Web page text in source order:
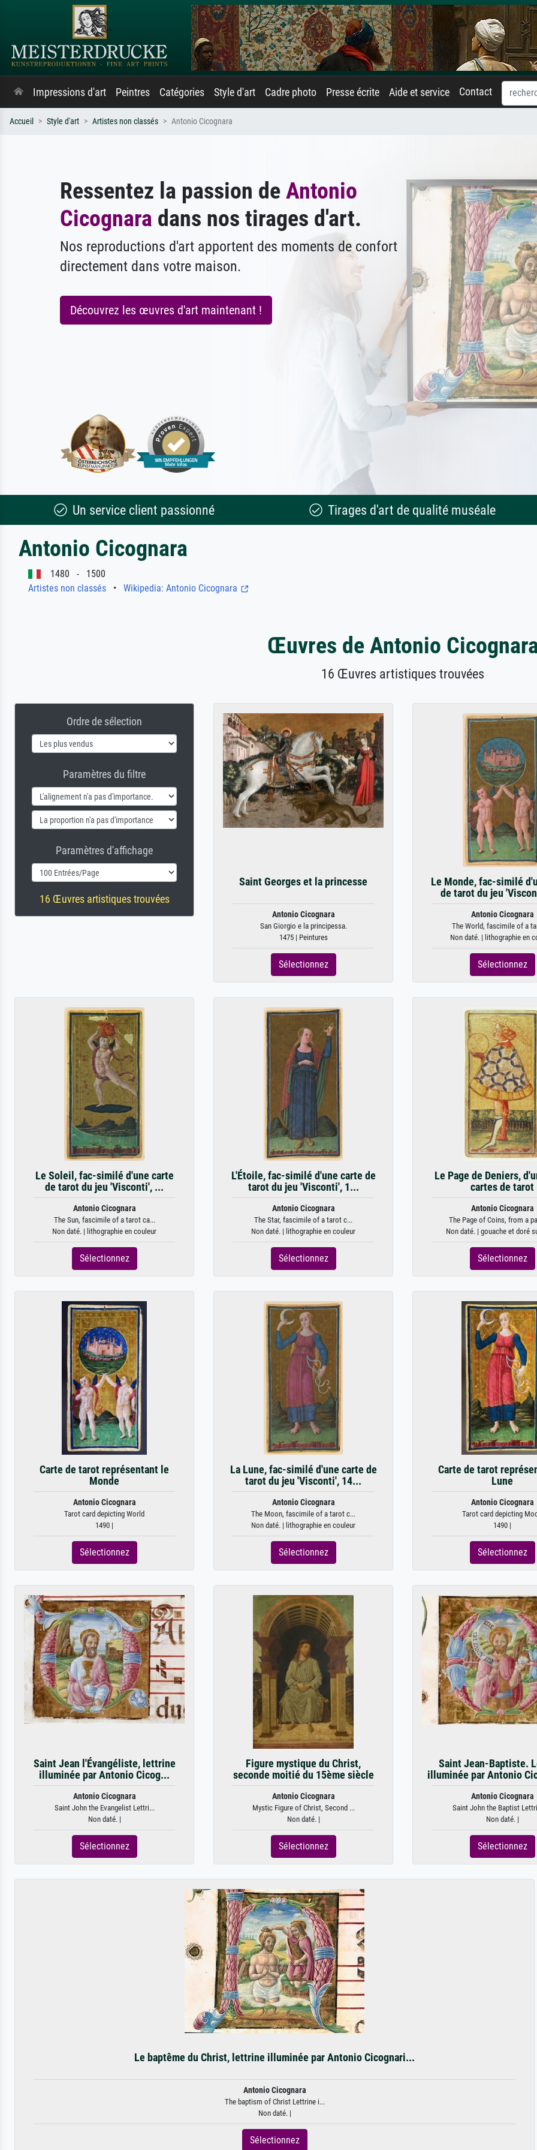
Impressions d'art Peintres Catégories Style d'art Cadre photo Presse écrite Aide et service Contact
Accueil Style d'art Artistes non classés Antonio Cicognara
Ressentez la passion de Antonio
Cicognara dans nos tirages d'art.
Nos reproductions d'art apportent des moments de confort
directement dans votre maison.
Découvrez les œuvres d'art maintenant !
Un service client passionné Tirages d'art de qualité muséale
Antonio Cicognara
1480 - 1500
Artistes non classés • Wikipedia: Antonio Cicognara
Œuvres de Antonio
16 Œuvres artistiques trouvées
Ordre de sélection
Paramètres du filtre
Paramètres d'affichage
16 Œuvres artistiques trouvées
Saint Georges et la princesse
Antonio Cicognara
San Giorgio e la principessa.
1475 | Peintures
Sélectionnez
Le Monde, fac-similé
de tarot du jeu
Antonio Cicognara
The World, fascimile of a
Non daté. | lithographie en
Sélectionnez
Le Soleil, fac-similé d'une carte
de tarot du jeu 'Visconti', ...
Antonio Cicognara
The Sun, fascimile of a tarot ca...
Non daté. | lithographie en couleur
Sélectionnez
L'Étoile, fac-similé d'une carte de
tarot du jeu 'Visconti', 1...
Antonio Cicognara
The Star, fascimile of a tarot c...
Non daté. | lithographie en couleur
Sélectionnez
Le Page de Deniers,
cartes de tarot
Antonio Cicognara
The Page of Coins, from a
Non daté. | gouache et doré
Sélectionnez
Carte de tarot représentant le
Monde
Antonio Cicognara
Tarot card depicting World
1490 |
Sélectionnez
La Lune, fac-similé d'une carte de
tarot du jeu 'Visconti', 14...
Antonio Cicognara
The Moon, fascimile of a tarot c...
Non daté. | lithographie en couleur
Sélectionnez
Carte de tarot
Lune
Antonio Cicognara
Tarot card depicting
1490 |
Sélectionnez
Saint Jean l'Évangéliste, lettrine
illuminée par Antonio Cicog...
Antonio Cicognara
Saint John the Evangelist Lettri...
Non daté. |
Sélectionnez
Figure mystique du Christ,
seconde moitié du 15ème siècle
Antonio Cicognara
Mystic Figure of Christ, Second ...
Non daté. |
Sélectionnez
Saint Jean-Baptiste.
illuminée par Antonio
Antonio Cicognara
Saint John the Baptist
Non daté. |
Sélectionnez
Le baptême du Christ, lettrine illuminée par Antonio Cicognari...
Antonio Cicognara
The baptism of Christ Lettrine i...
Non daté. |
Sélectionnez